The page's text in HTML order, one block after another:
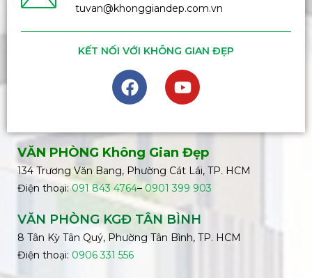
tuvan@khonggiandep.com.vn
KẾT NỐI VỚI KHÔNG GIAN ĐẸP
VĂN PHÒNG Không Gian Đẹp
134 Trương Văn Bang, Phường Cát Lái, TP. HCM
Điện thoại:091 843 4764– 0901 399 903
VĂN PHÒNG KGĐ TÂN BÌNH
8 Tân Kỳ Tân Quý, Phường Tân Bình, TP. HCM
Điện thoại: 0906 331 556